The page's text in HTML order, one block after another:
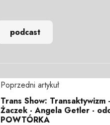
podcast
Poprzedni artykuł
Trans Show: Transaktywizm
Żaczek - Angela Getler -
POWTÓRKA